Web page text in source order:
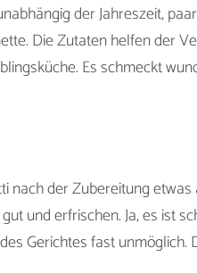
der Jahreszeit,
Die Zutaten helfen der
Es schmeckt
nach der Zubereitung
und erfrischen. Ja, es ist
Gerichtes fast